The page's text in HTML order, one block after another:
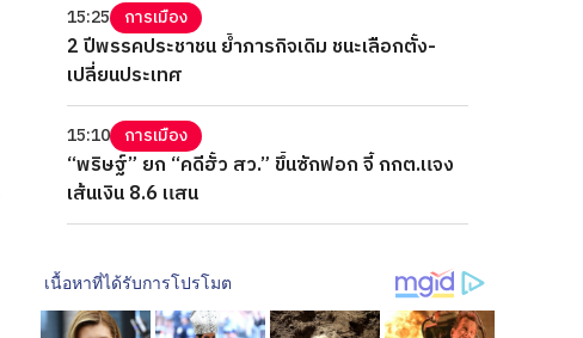
15:25 การเมือง
2 ปีพรรคประชาชน ย้ำภารกิจเดิม ชนะเลือกตั้ง-
เปลี่ยนประเทศ
15:10 การเมือง
“พริษฐ์” ยก “คดีฮั้ว สว.” ขึ้นซักฟอก จี้ กกต.แจง
เส้นเงิน 8.6 แสน